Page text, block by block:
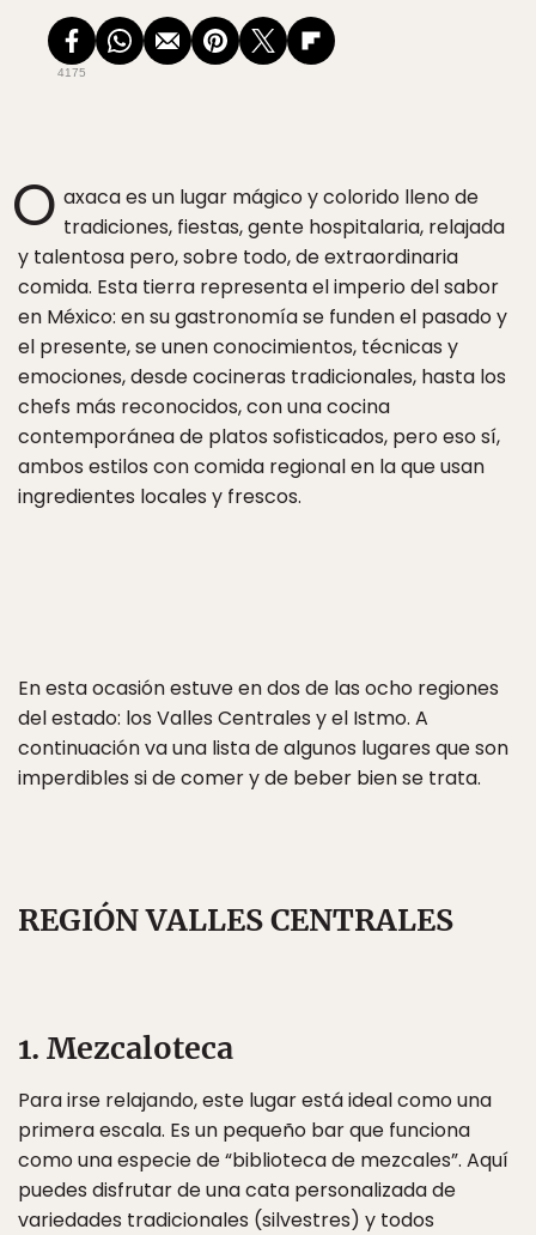
4175
O axaca es un lugar mágico y colorido lleno de
tradiciones, fiestas, gente hospitalaria, relajada
y talentosa pero, sobre todo, de extraordinaria
comida. Esta tierra representa el imperio del sabor
en México: en su gastronomía se funden el pasado y
el presente, se unen conocimientos, técnicas y
emociones, desde cocineras tradicionales, hasta los
chefs más reconocidos, con una cocina
contemporánea de platos sofisticados, pero eso sí,
ambos estilos con comida regional en la que usan
ingredientes locales y frescos.
En esta ocasión estuve en dos de las ocho regiones
del estado: los Valles Centrales y el Istmo. A
continuación va una lista de algunos lugares que son
imperdibles si de comer y de beber bien se trata.
REGIÓN VALLES CENTRALES
1. Mezcaloteca
Para irse relajando, este lugar está ideal como una
primera escala. Es un pequeño bar que funciona
como una especie de “biblioteca de mezcales”. Aquí
puedes disfrutar de una cata personalizada de
variedades tradicionales (silvestres) y todos